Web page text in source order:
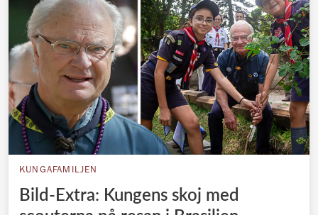
KUNGAFAMILJEN
Bild-Extra: Kungens skoj med